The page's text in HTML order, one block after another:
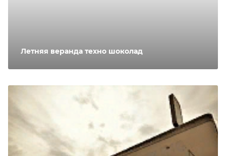
Летняя веранда техно шоколад